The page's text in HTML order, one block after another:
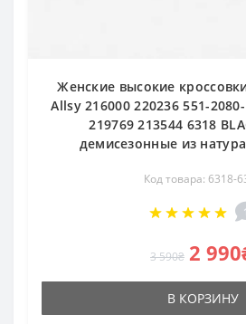
Женские высокие
Allsy 216000 220236 551-
219769 213544 6318
демисезонные из
Код товара: 6318-
1
3 590₴ 2
В КОРЗИНУ